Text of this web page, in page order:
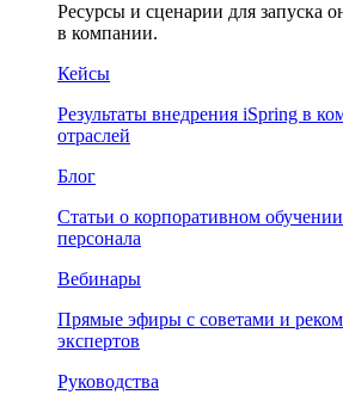
Ресурсы и сценарии для запуска
в компании.
Кейсы
Результаты внедрения iSpring в
отраслей
Блог
Статьи о корпоративном
персонала
Вебинары
Прямые эфиры с советами и
экспертов
Руководства